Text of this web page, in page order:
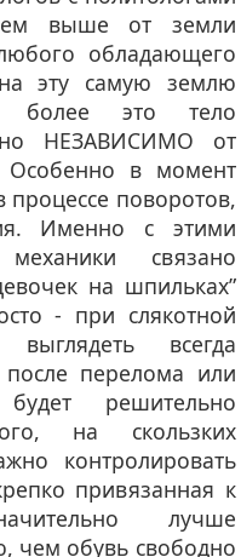
Чем выше от земли
обладающего
эту самую землю
более это тело
НЕЗАВИСИМО от
Особенно в момент
поворотов,
Именно с этими
связано
на шпильках”
- при слякотной
всегда
после перелома или
решительно
на скользких
контролировать
привязанная к
лучше
чем обувь свободно